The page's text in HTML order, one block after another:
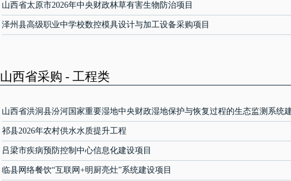
山西省太原市2026年中央财政林草有害生物防治项目
泽州县高级职业中学校数控模具设计与加工设备采购项目
山西省采购 - 工程类
山西省洪洞县汾河国家重要湿地中央财政湿地保护与恢复过程的生态监测系统
祁县2026年农村供水水质提升工程
吕梁市疾病预防控制中心信息化建设项目
临县网络餐饮“互联网+明厨亮灶”系统建设项目